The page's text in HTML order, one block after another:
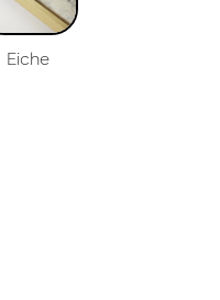
Eiche